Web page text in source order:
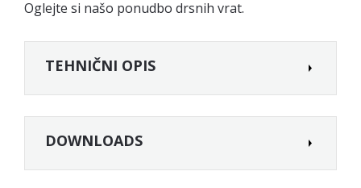
Oglejte si našo ponudbo drsnih vrat.
TEHNIČNI OPIS
DOWNLOADS